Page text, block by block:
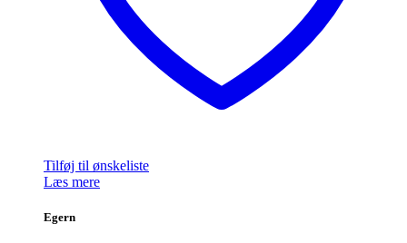
Tilføj til ønskeliste
Læs mere
Egern